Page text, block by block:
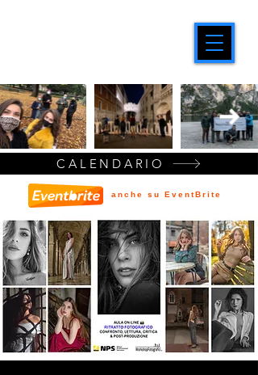
CALENDARIO
anche su EventBrite